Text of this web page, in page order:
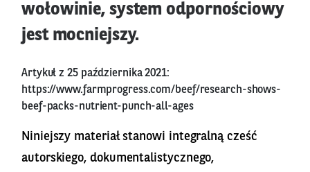
wołowinie, system odpornościowy
jest mocniejszy.
Artykuł z 25 października 2021:
https://www.farmprogress.com/beef/research-shows-
beef-packs-nutrient-punch-all-ages
Niniejszy materiał stanowi integralną cześć
autorskiego, dokumentalistycznego,